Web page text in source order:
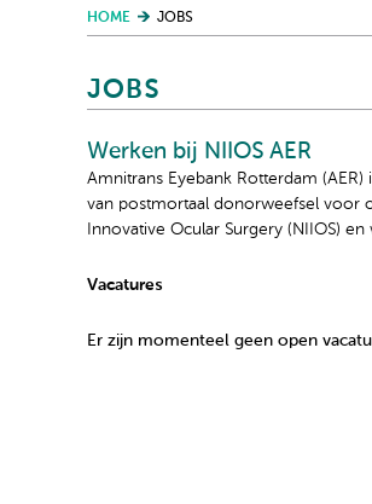
HOME JOBS
JOBS
Werken bij NIIOS AER
Amnitrans Eyebank Rotterdam
van postmortaal donorweefsel voor
Innovative Ocular Surgery (NIIOS)
Vacatures
Er zijn momenteel geen open